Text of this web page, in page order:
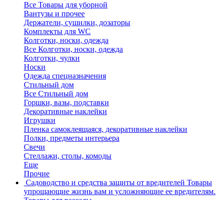
Все Товары для уборной
Вантузы и прочее
Держатели, сушилки, дозаторы
Комплекты для WC
Колготки, носки, одежда
Все Колготки, носки, одежда
Колготки, чулки
Носки
Одежда спецназначения
Стильный дом
Все Стильный дом
Горшки, вазы, подставки
Декоративные наклейки
Игрушки
Пленка самоклеящаяся, декоративные наклейки
Полки, предметы интерьера
Свечи
Стеллажи, столы, комоды
Еще
Прочие
Садоводство и средства защиты от вредителей Товары
упрощающие жизнь вам и усложняющие ее вредителям.